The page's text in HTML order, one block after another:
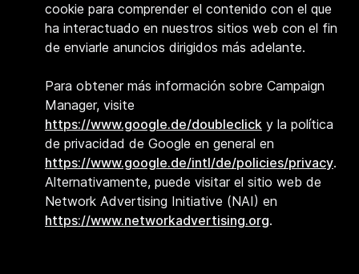
cookie para comprender el contenido con el que
ha interactuado en nuestros sitios web con el fin
de enviarle anuncios dirigidos más adelante.
Para obtener más información sobre Campaign
Manager, visite
https://www.google.de/doubleclick y la política
de privacidad de Google en general en
https://www.google.de/intl/de/policies/privacy.
Alternativamente, puede visitar el sitio web de
Network Advertising Initiative (NAI) en
https://www.networkadvertising.org.